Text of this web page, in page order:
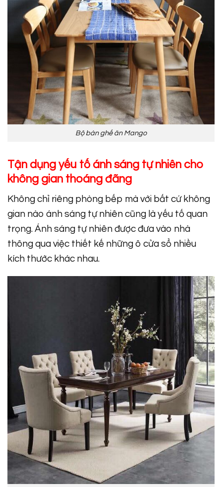
Bộ bàn ghế ăn Mango
Tận dụng yếu tố ánh sáng tự nhiên cho
không gian thoáng đãng
Không chỉ riêng phòng bếp mà với bất cứ không
gian nào ánh sáng tự nhiên cũng là yếu tố quan
trọng. Ánh sáng tự nhiên được đưa vào nhà
thông qua việc thiết kế những ô cửa sổ nhiều
kích thước khác nhau.